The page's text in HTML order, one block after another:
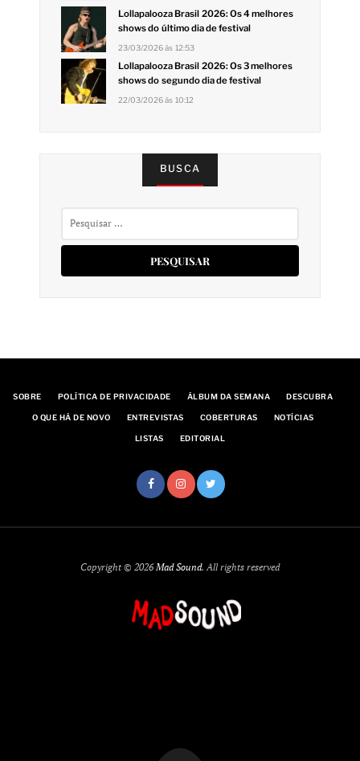
Lollapalooza Brasil 2026: Os 4 melhores
shows do último dia de festival
23/03/2026 às 12:53
Lollapalooza Brasil 2026: Os 3 melhores
shows do segundo dia de festival
22/03/2026 às 10:12
BUSCA
SOBRE POLÍTICA DE PRIVACIDADE ÁLBUM DA SEMANA DESCUBRA
O QUE HÁ DE NOVO ENTREVISTAS COBERTURAS NOTÍCIAS
LISTAS EDITORIAL
Copyright © 2026Mad Sound. All rights reserved